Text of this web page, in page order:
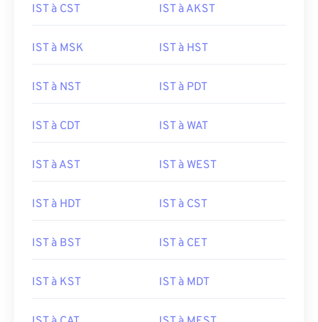
IST à CST IST à AKST
IST à MSK IST à HST
IST à NST IST à PDT
IST à CDT IST à WAT
IST à AST IST à WEST
IST à HDT IST à CST
IST à BST IST à CET
IST à KST IST à MDT